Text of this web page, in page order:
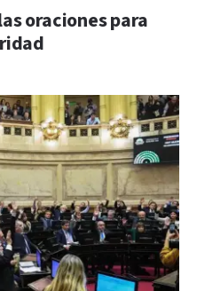
oraciones para